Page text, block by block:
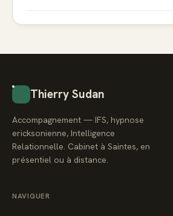
Thierry Sudan
Accompagnement — IFS, hypnose
ericksonienne, Intelligence
Relationnelle. Cabinet à Saintes, en
présentiel ou à distance.
NAVIGUER